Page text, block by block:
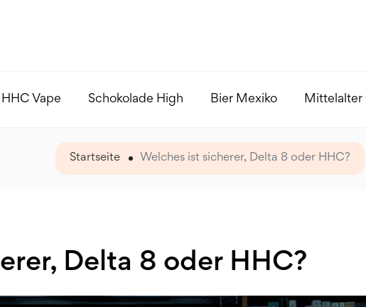
HHC Vape Schokolade High Bier Mexiko Mittelalter
Startseite Welches ist sicherer, Delta 8 oder HHC?
Delta 8 oder HHC?